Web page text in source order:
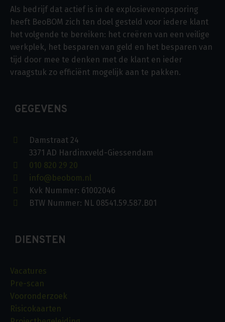
Als bedrijf dat actief is in de explosievenopsporing
heeft BeoBOM zich ten doel gesteld voor iedere klant
het volgende te bereiken: het creëren van een veilige
werkplek, het besparen van geld en het besparen van
tijd door mee te denken met de klant en ieder
vraagstuk zo efficiënt mogelijk aan te pakken.
GEGEVENS
Damstraat 24
3371 AD Hardinxveld-Giessendam
010 820 29 20
info@beobom.nl
Kvk Nummer: 61002046
BTW Nummer: NL 08541.59.587.B01
DIENSTEN
Vacatures
Pre-scan
Vooronderzoek
Risicokaarten